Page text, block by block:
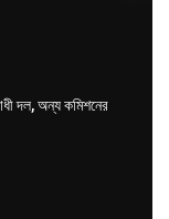
দল, অন্য কমিশনের